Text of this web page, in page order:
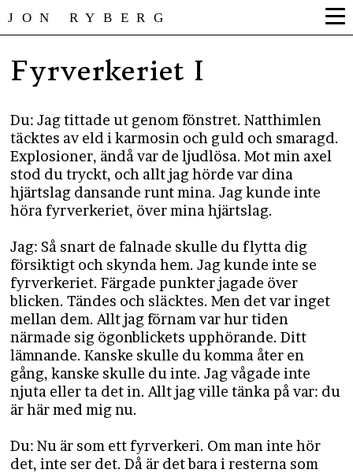
JON RYBERG
Fyrverkeriet I
Du: Jag tittade ut genom fönstret. Natthimlen
täcktes av eld i karmosin och guld och smaragd.
Explosioner, ändå var de ljudlösa. Mot min axel
stod du tryckt, och allt jag hörde var dina
hjärtslag dansande runt mina. Jag kunde inte
höra fyrverkeriet, över mina hjärtslag.
Jag: Så snart de falnade skulle du flytta dig
försiktigt och skynda hem. Jag kunde inte se
fyrverkeriet. Färgade punkter jagade över
blicken. Tändes och släcktes. Men det var inget
mellan dem. Allt jag förnam var hur tiden
närmade sig ögonblickets upphörande. Ditt
lämnande. Kanske skulle du komma åter en
gång, kanske skulle du inte. Jag vågade inte
njuta eller ta det in. Allt jag ville tänka på var: du
är här med mig nu.
Du: Nu är som ett fyrverkeri. Om man inte hör
det, inte ser det. Då är det bara i resterna som